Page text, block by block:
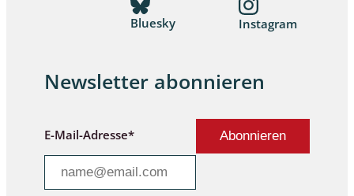
Bluesky Instagram
Newsletter abonnieren
E-Mail-Adresse*